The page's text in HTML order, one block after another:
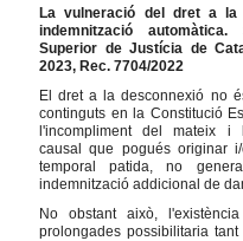
La vulneració del dret a la
indemnització automàtica.
Superior de Justícia de
2023, Rec. 7704/2022
El dret a la desconnexió no
continguts en la Constitució
l'incompliment del mateix i
causal que pogués originar
temporal patida, no
indemnització addicional de
No obstant això,
prolongades possibilitaria